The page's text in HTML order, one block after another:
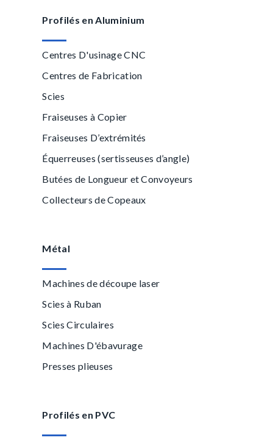
Profilés en Aluminium
Centres D'usinage CNC
Centres de Fabrication
Scies
Fraiseuses à Copier
Fraiseuses D’extrémités
Équerreuses (sertisseuses d’angle)
Butées de Longueur et Convoyeurs
Collecteurs de Copeaux
Métal
Machines de découpe laser
Scies à Ruban
Scies Circulaires
Machines D'ébavurage
Presses plieuses
Profilés en PVC